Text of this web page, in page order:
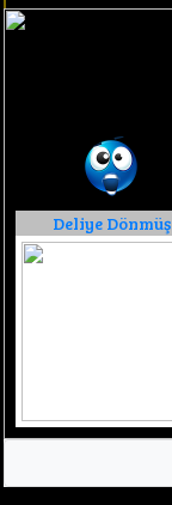
Deliye Dönmüş